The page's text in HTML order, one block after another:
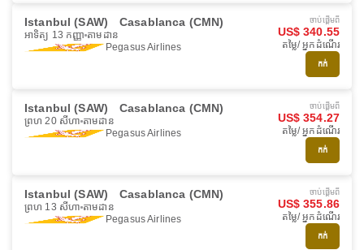
Istanbul (SAW) Casablanca (CMN)
អាទិត្យ 13 កញ្ញា តាមដាន
Pegasus Airlines
ចាប់ផ្ដើមពី
US$ 340.55
តម្លៃ/ អ្នកដំណើរ
កក់
Istanbul (SAW) Casablanca (CMN)
ព្រហ 20 សីហា តាមដាន
Pegasus Airlines
ចាប់ផ្ដើមពី
US$ 354.27
តម្លៃ/ អ្នកដំណើរ
កក់
Istanbul (SAW) Casablanca (CMN)
ព្រហ 13 សីហា តាមដាន
Pegasus Airlines
ចាប់ផ្ដើមពី
US$ 355.86
តម្លៃ/ អ្នកដំណើរ
កក់